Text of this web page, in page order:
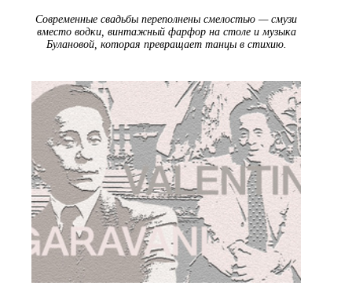
Современные свадьбы переполнены смелостью — смузи
вместо водки, винтажный фарфор на столе и музыка
Булановой, которая превращает танцы в стихию.